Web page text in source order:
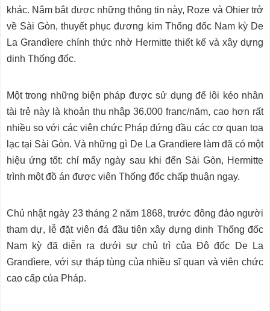
khác. Nắm bắt được những thông tin này, Roze và Ohier trở
về Sài Gòn, thuyết phục đương kim Thống đốc Nam kỳ De
La Grandìere chính thức nhờ Hermitte thiết kế và xây dựng
dinh Thống đốc.
Một trong những biện pháp được sử dụng để lôi kéo nhân
tài trẻ này là khoản thu nhập 36.000 franc/năm, cao hơn rất
nhiều so với các viên chức Pháp đứng đầu các cơ quan tọa
lạc tại Sài Gòn. Và những gì De La Grandìere làm đã có một
hiệu ứng tốt: chỉ mấy ngày sau khi đến Sài Gòn, Hermitte
trình một đồ án được viên Thống đốc chấp thuận ngay.
Chủ nhật ngày 23 tháng 2 năm 1868, trước đông đảo người
tham dự, lễ đặt viên đá đầu tiên xây dựng dinh Thống đốc
Nam kỳ đã diễn ra dưới sự chủ trì của Đô đốc De La
Grandìere, với sự tháp tùng của nhiều sĩ quan và viên chức
cao cấp của Pháp.